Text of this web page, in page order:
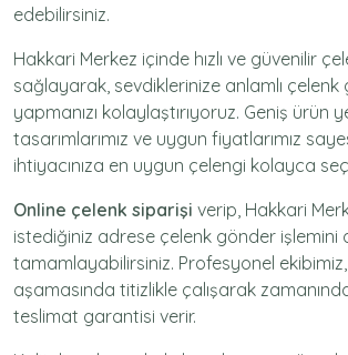
edebilirsiniz.
Hakkari Merkez içinde hızlı ve güvenilir
sağlayarak, sevdiklerinize anlamlı çelenk
yapmanızı kolaylaştırıyoruz. Geniş ürün
tasarımlarımız ve uygun fiyatlarımız
ihtiyacınıza en uygun çelengi kolayca
Online çelenk siparişi verip, Hakkari
istediğiniz adrese çelenk gönder işlemini
tamamlayabilirsiniz. Profesyonel
aşamasında titizlikle çalışarak
teslimat garantisi verir.